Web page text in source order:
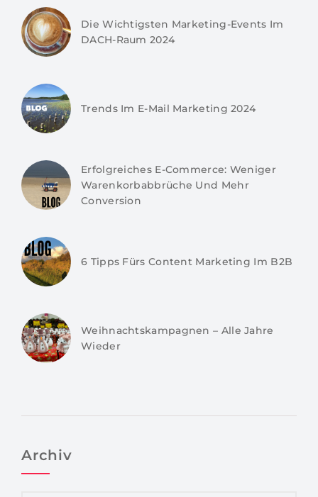
Die Wichtigsten Marketing-Events Im
DACH-Raum 2024
Trends Im E-Mail Marketing 2024
Erfolgreiches E-Commerce: Weniger
Warenkorbabbrüche Und Mehr
Conversion
6 Tipps Fürs Content Marketing Im B2B
Weihnachtskampagnen – Alle Jahre
Wieder
Archiv